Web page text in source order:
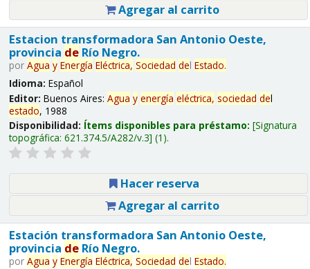
Agregar al carrito
Estacion transformadora San Antonio Oeste,
provincia deRío Negro.
por Agua y Energía Eléctrica, Sociedad del Estado.
Idioma: Español
Editor: Buenos Aires: Agua y energía eléctrica, sociedad del
estado, 1988
Disponibilidad: Ítems disponibles para préstamo: Signatura
topográfica: 621.374.5/A282/v.3 (1).
Hacer reserva
Agregar al carrito
Estación transformadora San Antonio Oeste,
provincia deRío Negro.
por Agua y Energía Eléctrica, Sociedad del Estado.